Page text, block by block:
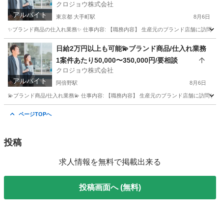
アルバイト
クロジョウ株式会社
東京都 大手町駅 8月6日
✨ブランド商品の仕入れ業務✨ 仕事内容: 【職務内容】 生産元のブランド店舗に訪問
東京 千代田区 大手町駅 その他 仕入れ
アルバイト
日給2万円以上も可能💫ブランド商品/仕入れ業務
1案件あたり50,000〜350,000円/要相談
クロジョウ株式会社
阿倍野駅 8月6日
💫ブランド商品/仕入れ業務💫 仕事内容: 【職務内容】 生産元のブランド店舗に訪問
ページTOPへ
投稿
求人情報を無料で掲載出来る
投稿画面へ (無料)